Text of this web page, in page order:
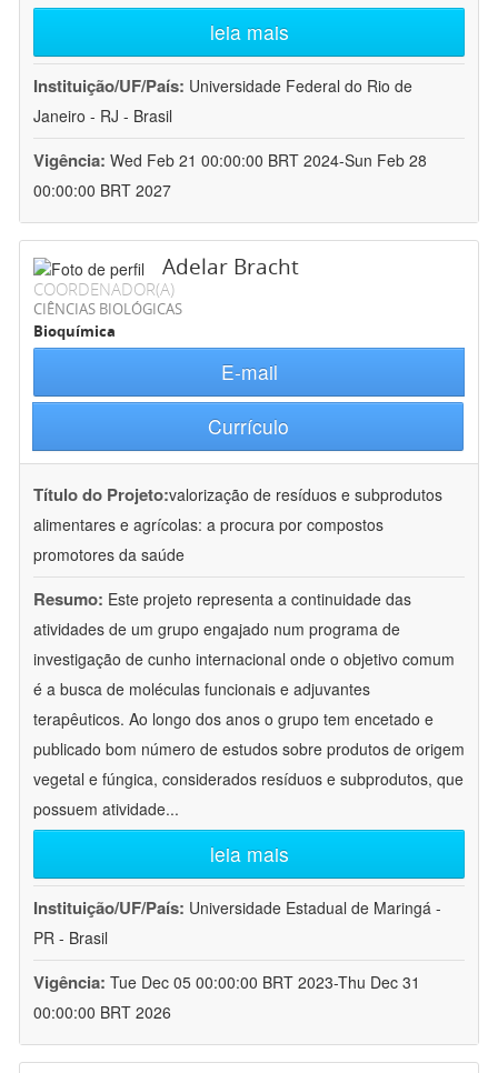
leia mais
Instituição/UF/País: Universidade Federal do Rio de
Janeiro - RJ - Brasil
Vigência: Wed Feb 21 00:00:00 BRT 2024-Sun Feb 28
00:00:00 BRT 2027
Adelar Bracht
COORDENADOR(A)
CIÊNCIAS BIOLÓGICAS
Bioquímica
E-mail
Currículo
Título do Projeto:valorização de resíduos e subprodutos
alimentares e agrícolas: a procura por compostos
promotores da saúde
Resumo: Este projeto representa a continuidade das
atividades de um grupo engajado num programa de
investigação de cunho internacional onde o objetivo comum
é a busca de moléculas funcionais e adjuvantes
terapêuticos. Ao longo dos anos o grupo tem encetado e
publicado bom número de estudos sobre produtos de origem
vegetal e fúngica, considerados resíduos e subprodutos, que
possuem atividade...
leia mais
Instituição/UF/País: Universidade Estadual de Maringá -
PR - Brasil
Vigência: Tue Dec 05 00:00:00 BRT 2023-Thu Dec 31
00:00:00 BRT 2026